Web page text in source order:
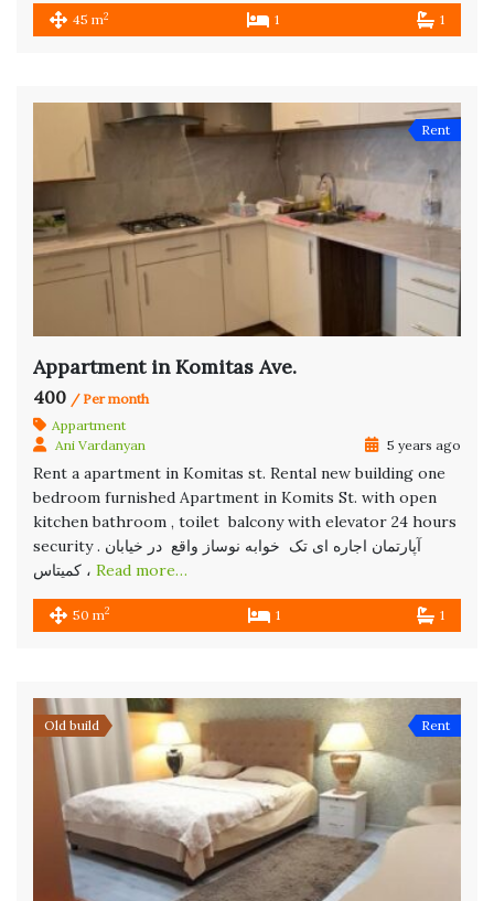
45 m2 1 1
Rent
Appartment in Komitas Ave.
400 / Per month
Appartment
Ani Vardanyan
5 years ago
Rent a apartment in Komitas st. Rental new building one
bedroom furnished Apartment in Komits St. with open
kitchen bathroom , toilet balcony with elevator 24 hours
security . آپارتمان اجاره ای تک خوابه نوساز واقع در خیابان
کمیتاس ، Read more…
50 m2 1 1
Old build Rent